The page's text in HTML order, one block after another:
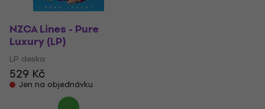
NZCA Lines - Pure
Luxury (LP)
LP deska
529 Kč
Jen na objednávku